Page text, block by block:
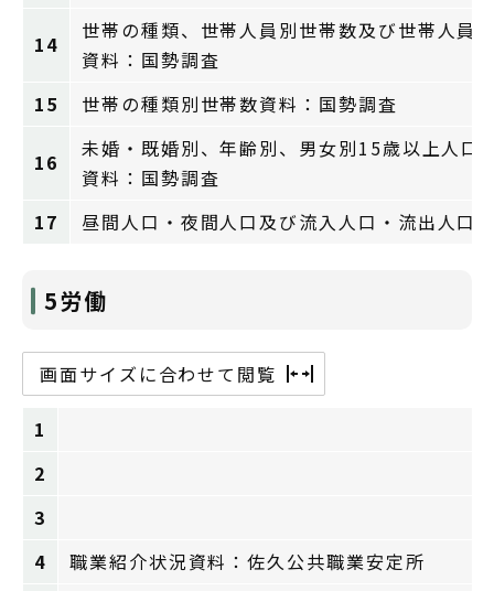
14
世帯の種類、世帯人員別世帯数及び世帯人員
資料：国勢調査
15
世帯の種類別世帯数資料：国勢調査
16
未婚・既婚別、年齢別、男女別15歳以上人口
資料：国勢調査
17
昼間人口・夜間人口及び流入人口・流出人口
5労働
画面サイズに合わせて閲覧
1
2
3
4
職業紹介状況資料：佐久公共職業安定所